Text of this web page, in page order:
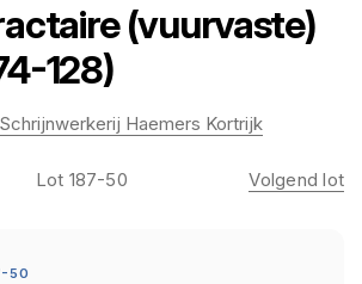
(vuurvaste)
128)
Haemers Kortrijk
Lot 187-50 Volgend lot
50